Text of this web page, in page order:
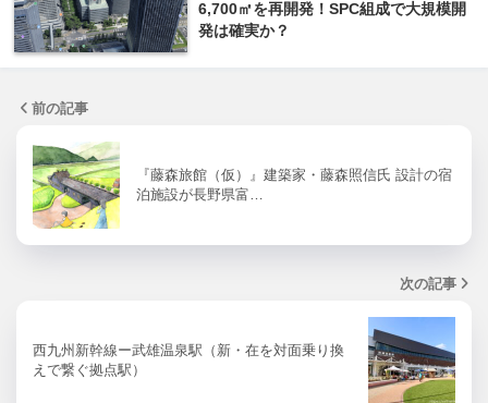
6,700㎡を再開発！SPC組成で大規模開
発は確実か？
前の記事
『藤森旅館（仮）』建築家・藤森照信氏 設計の宿
泊施設が長野県富…
次の記事
西九州新幹線ー武雄温泉駅（新・在を対面乗り換
えで繋ぐ拠点駅）